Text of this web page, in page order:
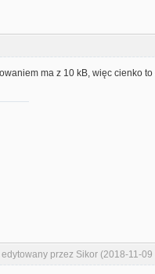
ma z 10 kB, więc cienko
przez Sikor (2018-11-09